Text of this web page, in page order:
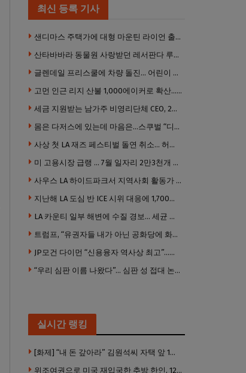
최신 등록 기사
샌디마스 주택가에 대형 마운틴 라이언 출몰… 당국 긴급 대응, 주민 접근 자제 당부
산타바바라 동물원 사랑받던 레서판다 루비 사망… 갓 태어난 새끼 2마리 잃은 지 수주 만
글렌데일 프리스쿨에 차량 돌진… 어린이 8명 경상
고먼 인근 리지 산불 1,000에이커로 확산… 5번 프리웨이 양방향 전면 폐쇄
세금 지원받는 남가주 비영리단체 CEO, 2년간 160만 달러 이상 받아… 미사용 휴가수당만 수십만 달러
몸은 다저스에 있는데 마음은…스쿠벌 “디트로이트로 돌아가고파”
사상 첫 LA 재즈 페스티벌 돌연 취소… 허가·행사 준비 문제로 일정 변경
미 고용시장 급랭 … 7월 일자리 2만3천개 감소 ‘예상 밖 쇼크’
사우스 LA 하이드파크서 지역사회 활동가 대낮 총격 사망… 용의자 도주
지난해 LA 도심 반 ICE 시위 대응에 1,700만 달러 이상 지출… LAPD, 대규모 시위 대비 강화 필요
LA 카운티 일부 해변에 수질 경보… 세균 수치 기준 초과, 입수 자제 당부
트럼프, “유권자들 내가 아닌 공화당에 화난 것”
JP모건 다이먼 “신용융자 역사상 최고”…숨은 레버리지 경고
“우리 심판 이름 나왔다”… 심판 성 접대 논란에 日 축구계 발칵
실시간 랭킹
[화제] “내 돈 갚아라” 김원석씨 자택 앞 1인 광대 시위 … 한인 투자사, “108만 달러 못받아”
위조여권으로 미국 재입국한 추방 한인, 120만 달러 은행 사기 행각